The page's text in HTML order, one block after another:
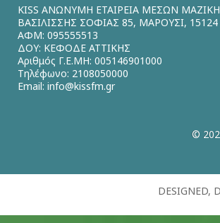
KISS ΑΝΩΝΥΜΗ ΕΤΑΙΡΕΙΑ ΜΕΣΩΝ
ΒΑΣΙΛΙΣΣΗΣ ΣΟΦΙΑΣ 85, ΜΑΡΟΥΣΙ, 15124
ΑΦΜ: 095555513
ΔΟΥ: ΚΕΦΟΔΕ ΑΤΤΙΚΗΣ
Αριθμός Γ.Ε.ΜΗ: 005146901000
Τηλέφωνο: 2108050000
Email: info@kissfm.gr
©
DESIGNED,